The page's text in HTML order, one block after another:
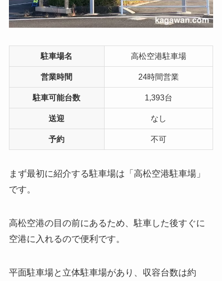
駐車場名 高松空港駐車場
営業時間 24時間営業
駐車可能台数 1,393台
送迎 なし
予約 不可
まず最初に紹介する駐車場は「高松空港駐車場」
です。
高松空港の目の前にあるため、駐車した後すぐに
空港に入れるので便利です。
平面駐車場と立体駐車場があり、収容台数は約